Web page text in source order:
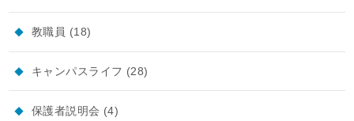
教職員 (18)
キャンパスライフ (28)
保護者説明会 (4)